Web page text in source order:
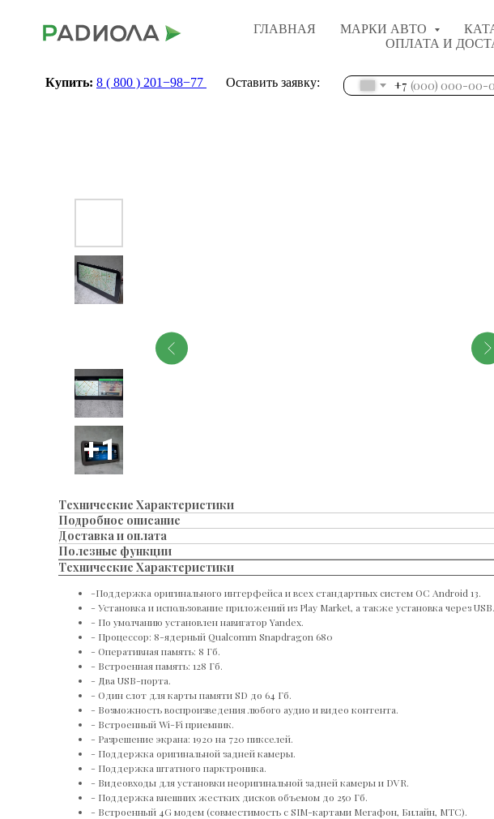
ГЛАВНАЯ МАРКИ АВТО
ОПЛАТА И
Купить: 8 ( 800 ) 201−98−77 Оставить заявку: +7
Технические Характеристики
Подробное описание
Доставка и оплата
Полезные функции
Технические Характеристики
-Поддержка оригинального интерфейса и всех стандартных систем ОС Android 13.
- Установка и использование приложений из Play Market, а также установка через USB.
- По умолчанию установлен навигатор Yandex.
- Процессор: 8-ядерный Qualcomm Snapdragon 680
- Оперативная память: 8 Гб.
- Встроенная память: 128 Гб.
- Два USB-порта.
- Один слот для карты памяти SD до 64 Гб.
- Возможность воспроизведения любого аудио и видео контента.
- Встроенный Wi-Fi приемник.
- Разрешение экрана: 1920 на 720 пикселей.
- Поддержка оригинальной задней камеры.
- Поддержка штатного парктроника.
- Видеовходы для установки неоригинальной задней камеры и DVR.
- Поддержка внешних жестких дисков объемом до 250 Гб.
- Встроенный 4G модем (совместимость с SIM-картами Мегафон, Билайн, МТС).